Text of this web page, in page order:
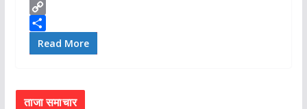
t
s
p
c
e
o
k
w
i
t
r
L
i
k
d
I
C
p
L
i
h
r
e
Read More
ताजा समाचार